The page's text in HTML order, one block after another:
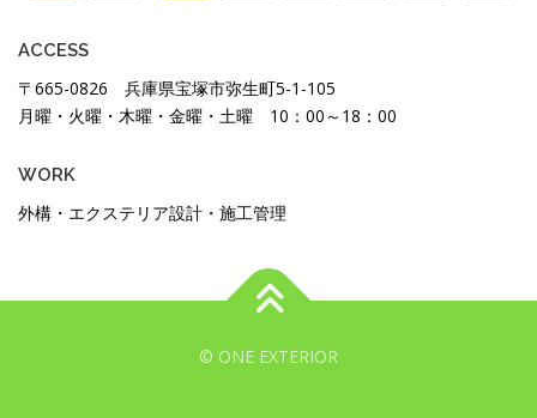
ACCESS
〒665-0826 兵庫県宝塚市弥生町5-1-105
月曜・火曜・木曜・金曜・土曜 10：00～18：00
WORK
外構・エクステリア設計・施工管理
© ONE EXTERIOR